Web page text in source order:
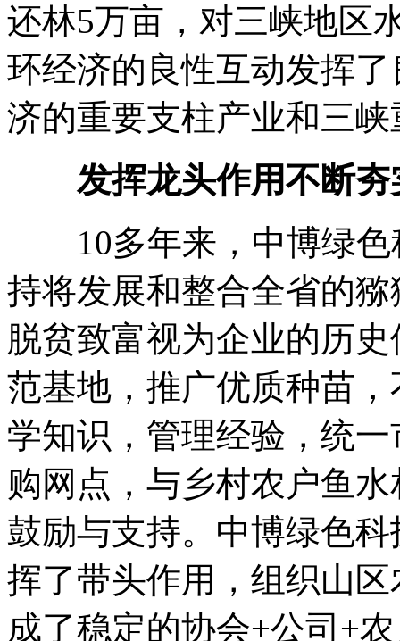
还林5万亩，对三峡地区
环经济的良性互动发挥
济的重要支柱产业和三
发挥龙头作用不断
10多年来，中博绿色
持将发展和整合全省的
脱贫致富视为企业的历
范基地，推广优质种苗
学知识，管理经验，统
购网点，与乡村农户鱼
鼓励与支持。中博绿色
挥了带头作用，组织山
成了稳定的协会+公司+